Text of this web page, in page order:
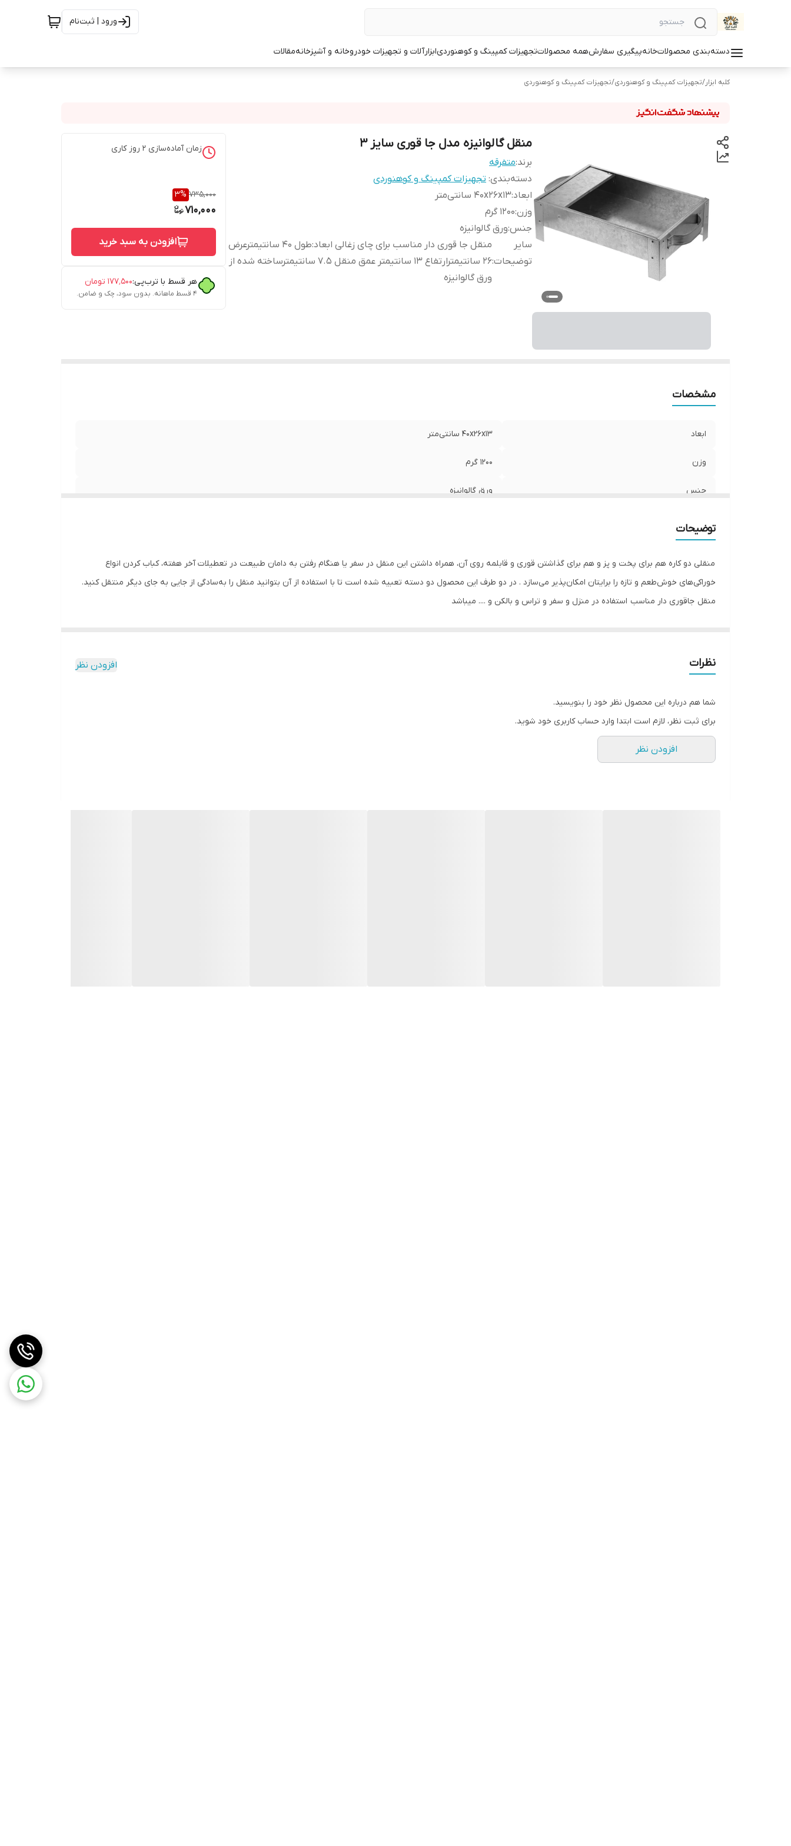
ورود | ثبت‌نام
دسته‌بندی محصولاتخانهپیگیری سفارشهمه محصولاتتجهیزات کمپینگ و کوهنوردیابزارآلات و تجهیزات خودروخانه و آشپزخانهمقالات
کلبه ابزار/تجهیزات کمپینگ و کوهنوردی/تجهیزات کمپینگ و کوهنوردی
منقل گالوانیزه مدل جا قوری سایز 3
برند:متفرقه
دسته‌بندی: تجهیزات کمپینگ و کوهنوردی
ابعاد:40x26x13 سانتی‌متر
وزن:1200 گرم
جنس:ورق گالوانیزه
سایر
توضیحات:
منقل جا قوری دار مناسب برای چای زغالی ابعاد:طول 40 سانتیمترعرض
26 سانتیمترارتفاع 13 سانتیمتر عمق منقل 7.5 سانتیمترساخته شده از
ورق گالوانیزه
زمان آماده‌سازی 2 روز کاری
735,000
3%
710,000
افزودن به سبد خرید
هر قسط با ترب‌پی:۱۷۷٬۵۰۰ تومان
۴ قسط ماهانه. بدون سود، چک و ضامن.
مشخصات
ابعاد 40x26x13 سانتی‌متر
وزن 1200 گرم
جنس ورق گالوانیزه
توضیحات
منقلی دو کاره هم برای پخت و پز و هم برای گذاشتن قوری و قابلمه روی آن، همراه داشتن این منقل در سفر یا هنگام رفتن به دامان طبیعت در تعطیلات آخر هفته، کباب کردن انواع
خوراکی‌های خوش‌طعم و تازه را برایتان امکان‌پذیر می‌سازد . در دو طرف این محصول دو دسته تعبیه شده است تا با استفاده از آن بتوانید منقل را به‌سادگی از جایی به جای دیگر منتقل کنید.
منقل جاقوری دار مناسب استفاده در منزل و سفر و تراس و بالکن و .... میباشد
نظرات افزودن نظر
شما هم درباره این محصول نظر خود را بنویسید.
برای ثبت نظر، لازم است ابتدا وارد حساب کاربری خود شوید.
افزودن نظر